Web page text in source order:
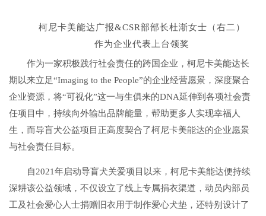
柯尼卡美能达广报&CSR部部长杜渐女士（右二）
作为企业代表上台领奖
作为一家积极践行社会责任的跨国企业，柯尼卡美能达长
期以来立足“Imaging to the People”的企业经营愿景，深度聚合
企业资源，将“可视化”这一与生俱来的DNA延伸到各项社会责
任项目中，持续向外输出品牌能量，帮助更多人实现幸福人
生，而导盲犬公益项目正高度契合了柯尼卡美能达的企业愿景
与社会责任目标。
自2021年启动导盲犬关爱项目以来，柯尼卡美能达便持续
深耕该公益领域，不仅设立了线上专属捐衣渠道，动员内部员
工及社会爱心人士捐赠旧衣用于制作爱心犬垫，还特别设计了